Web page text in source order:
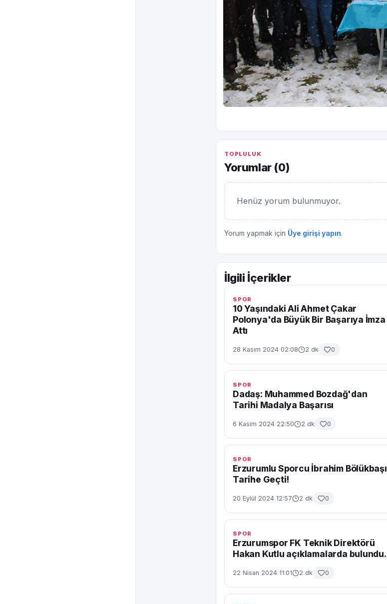
TOPLULUK
Yorumlar (0)
Henüz yorum bulunmuyor.
Yorum yapmak için Üye girişi yapın.
İlgili İçerikler
SPOR
10 Yaşındaki Ali Ahmet Çakar
Polonya'da Büyük Bir Başarıya İmza
Attı
28 Kasım 2024 02:08 2 dk 0
SPOR
Dadaş: Muhammed Bozdağ'dan
Tarihi Madalya Başarısı
6 Kasım 2024 22:50 2 dk 0
SPOR
Erzurumlu Sporcu İbrahim Bölükbaşı
Tarihe Geçti!
20 Eylül 2024 12:57 2 dk 0
SPOR
Erzurumspor FK Teknik Direktörü
Hakan Kutlu açıklamalarda bulundu.
22 Nisan 2024 11:01 2 dk 0